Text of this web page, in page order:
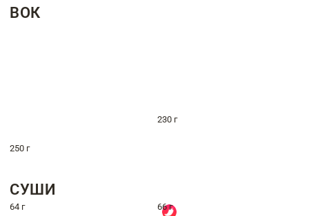
ВОК
230 г
250 г
СУШИ
64 г 66 г